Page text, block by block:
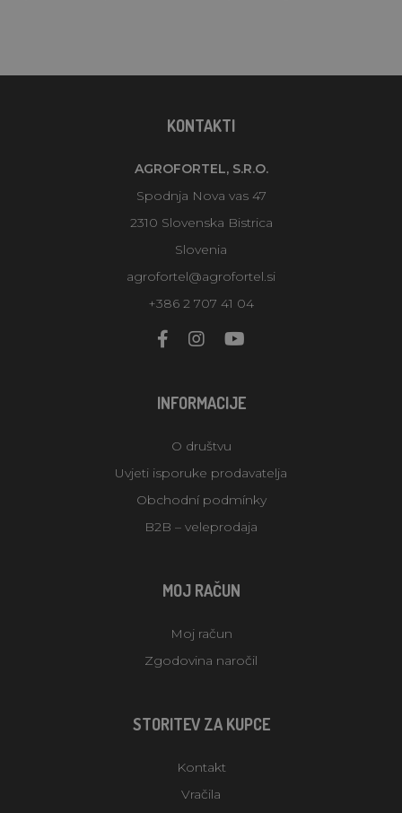
KONTAKTI
AGROFORTEL, S.R.O.
Spodnja Nova vas 47
2310 Slovenska Bistrica
Slovenia
agrofortel@agrofortel.si
+386 2 707 41 04
INFORMACIJE
O društvu
Uvjeti isporuke prodavatelja
Obchodní podmínky
B2B – veleprodaja
MOJ RAČUN
Moj račun
Zgodovina naročil
STORITEV ZA KUPCE
Kontakt
Vračila